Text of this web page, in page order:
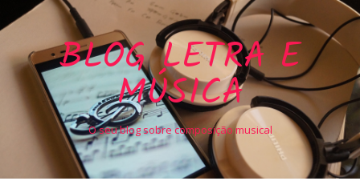
BLOG LETRA E
MÚSICA
O seu blog sobre composição musical